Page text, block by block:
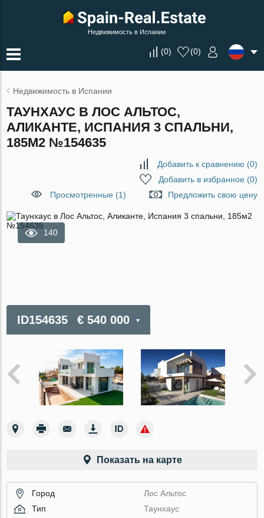
Недвижимость в Испании
(0) (0)
Недвижимость в Испании
ТАУНХАУС В ЛОС АЛЬТОС,
АЛИКАНТЕ, ИСПАНИЯ 3 СПАЛЬНИ,
185М2 №154635
Добавить к сравнению (0)
Добавить в избранное(0)
Просмотренные (1)
Предложить свою цену
140
ID154635 € 540 000
Показать на карте
Город
Лос Альтос
Тип
Таунхаус